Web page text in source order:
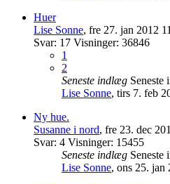
Huer
Lise Sonne, fre 27. jan 2012
Svar: 17 Visninger: 36846
1
2
Seneste indlæg Seneste
Lise Sonne, tirs 7. feb
Ny hue.
Susanne i nord, fre 23. dec
Svar: 4 Visninger: 15455
Seneste indlæg Seneste
Lise Sonne, ons 25. jan